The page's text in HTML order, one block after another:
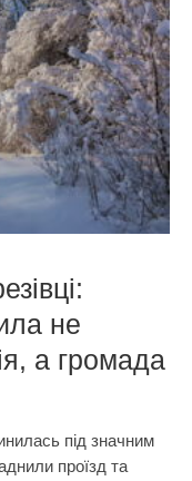
не
а громада
під значним
проїзд та